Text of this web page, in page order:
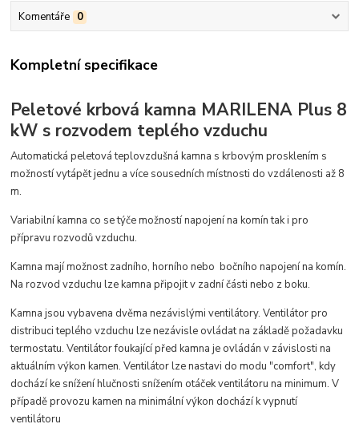
Komentáře 0
Kompletní specifikace
Peletové krbová kamna MARILENA Plus 8
kW s rozvodem teplého vzduchu
Automatická peletová teplovzdušná kamna s krbovým prosklením s
možností vytápět jednu a více sousedních místnosti do vzdálenosti až 8
m.
Variabilní kamna co se týče možností napojení na komín tak i pro
přípravu rozvodů vzduchu.
Kamna mají možnost zadního, horního nebo bočního napojení na komín.
Na rozvod vzduchu lze kamna připojit v zadní části nebo z boku.
Kamna jsou vybavena dvěma nezávislými ventilátory. Ventilátor pro
distribuci teplého vzduchu lze nezávisle ovládat na základě požadavku
termostatu. Ventilátor foukající před kamna je ovládán v závislosti na
aktuálním výkon kamen.Ventilátor lze nastavi do modu "comfort", kdy
dochází ke snížení hlučnosti snížením otáček ventilátoru na minimum. V
případě provozu kamen na minimální výkon dochází k vypnutí
ventilátoru